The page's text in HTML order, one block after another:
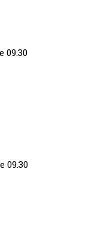
09.30
09.30